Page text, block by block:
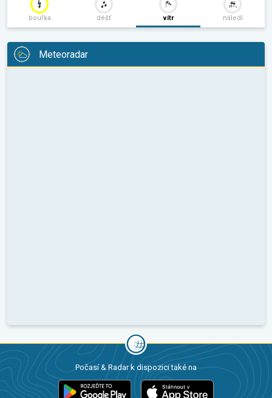
bouřka déšť vítr náledí
Meteoradar
Počasí & Radar k dispozici také na